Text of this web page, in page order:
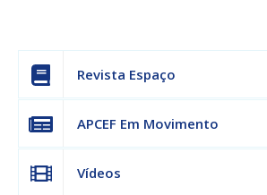
Revista Espaço
APCEF Em Movimento
Vídeos